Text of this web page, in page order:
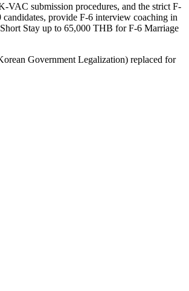
submission procedures, and the strict F-
provide F-6 interview coaching in
Stay up to 65,000 THB for F-6 Marriage
Government Legalization) replaced for